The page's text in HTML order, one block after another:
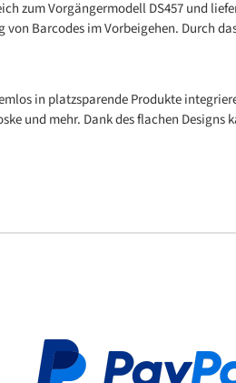
zum Vorgängermodell DS457 und
Barcodes im Vorbeigehen. Durch
in platzsparende Produkte
und mehr. Dank des flachen